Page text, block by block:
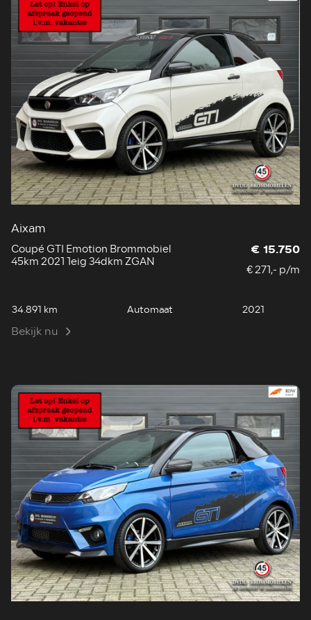
Aixam
Coupé GTI Emotion Brommobiel
45km 2021 1eig 34dkm ZGAN
€ 15.750
€ 271,- p/m
34.891 km Automaat 2021
Bekijk nu